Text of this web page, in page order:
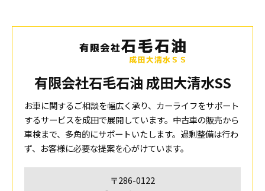
有限会社石毛石油 成田大清水SS
お車に関するご相談を幅広く承り、カーライフをサポート
するサービスを成田で展開しています。中古車の販売から
車検まで、多角的にサポートいたします。過剰整備は行わ
ず、お客様に必要な提案を心がけています。
〒286-0122